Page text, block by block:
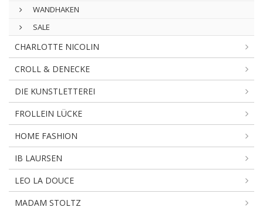
WANDHAKEN
SALE
CHARLOTTE NICOLIN
CROLL & DENECKE
DIE KUNSTLETTEREI
FROLLEIN LÜCKE
HOME FASHION
IB LAURSEN
LEO LA DOUCE
MADAM STOLTZ